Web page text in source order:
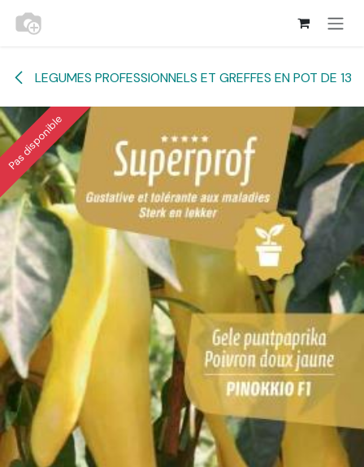
Se rendre au contenu
LEGUMES PROFESSIONNELS ET GREFFES EN POT DE 13
Pas disponible